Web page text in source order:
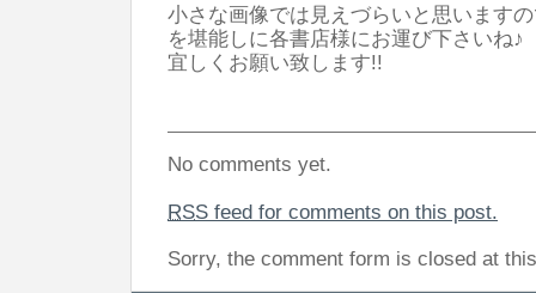
小さな画像では見えづらいと思います
を堪能しに各書店様にお運び下さいね♪
宜しくお願い致します!!
No comments yet.
RSS feed for comments on this post.
Sorry, the comment form is closed at